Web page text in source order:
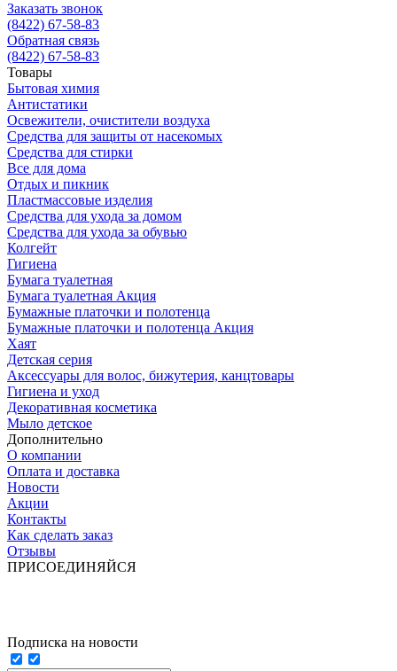
Заказать звонок
(8422) 67-58-83
Обратная связь
(8422) 67-58-83
Товары
Бытовая химия
Антистатики
Освежители, очистители воздуха
Средства для защиты от насекомых
Средства для стирки
Все для дома
Отдых и пикник
Пластмассовые изделия
Средства для ухода за домом
Средства для ухода за обувью
Колгейт
Гигиена
Бумага туалетная
Бумага туалетная Акция
Бумажные платочки и полотенца
Бумажные платочки и полотенца Акция
Хаят
Детская серия
Аксессуары для волос, бижутерия, канцтовары
Гигиена и уход
Декоративная косметика
Мыло детское
Дополнительно
О компании
Оплата и доставка
Новости
Акции
Контакты
Как сделать заказ
Отзывы
ПРИСОЕДИНЯЙСЯ
Подписка на новости